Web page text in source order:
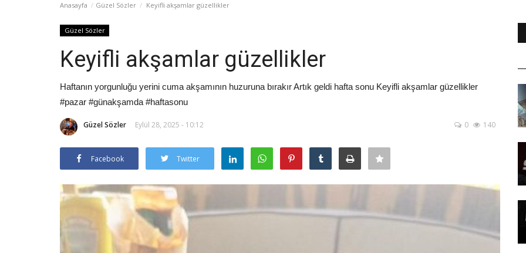
Anasayfa Güzel Sözler Keyifli akşamlar güzellikler
Güzel Sözler
Keyifli akşamlar güzellikler
Haftanın yorgunluğu yerini cuma akşamının huzuruna bırakır Artık geldi hafta sonu Keyifli akşamlar güzellikler
#pazar #günakşamda #haftasonu
Güzel Sözler Eylül 28, 2025 - 10:12 0 140
Facebook Twitter